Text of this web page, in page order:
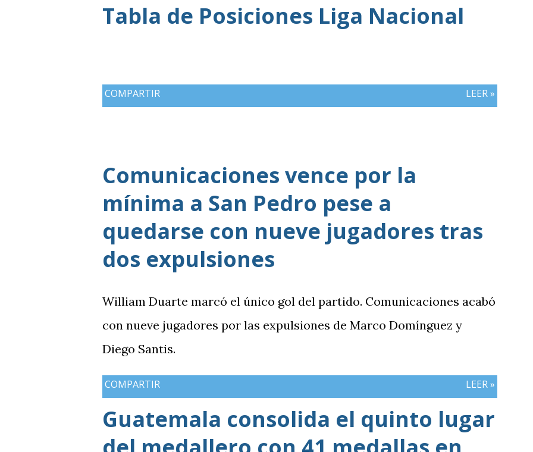
Tabla de Posiciones Liga Nacional
COMPARTIR LEER »
Comunicaciones vence por la
mínima a San Pedro pese a
quedarse con nueve jugadores tras
dos expulsiones
William Duarte marcó el único gol del partido. Comunicaciones acabó
con nueve jugadores por las expulsiones de Marco Domínguez y
Diego Santis.
COMPARTIR LEER »
Guatemala consolida el quinto lugar